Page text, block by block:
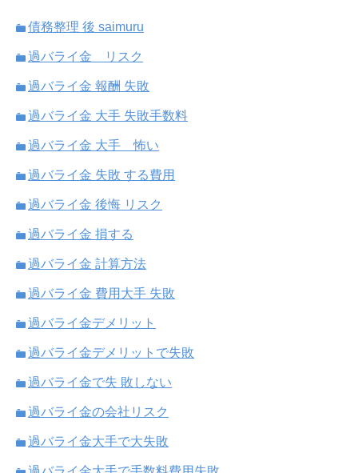
債務整理 後 saimuru
過バライ金 リスク
過バライ金 報酬 失敗
過バライ金 大手 失敗手数料
過バライ金 大手 怖い
過バライ金 失敗 する費用
過バライ金 後悔 リスク
過バライ金 損する
過バライ金 計算方法
過バライ金 費用大手 失敗
過バライ金デメリット
過バライ金デメリットで失敗
過バライ金で失 敗しない
過バライ金の会社リスク
過バライ金大手で大失敗